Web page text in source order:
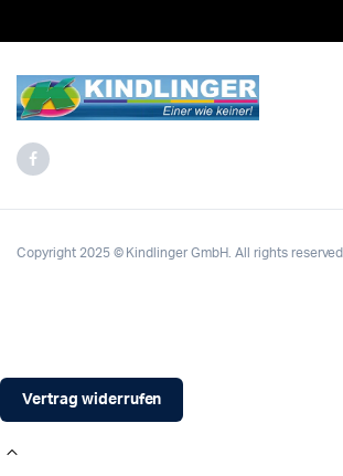
Copyright 2025 © Kindlinger GmbH. All rights reserved.
Vertrag widerrufen